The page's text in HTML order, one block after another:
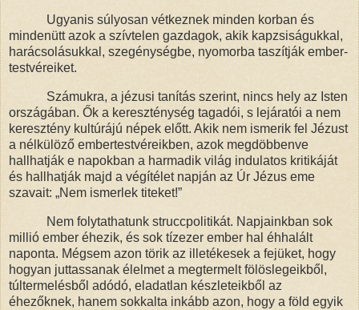
Ugyanis súlyosan vétkeznek minden korban és
mindenütt azok a szívtelen gazdagok, akik kapzsiságukkal,
harácsolásukkal, szegénységbe, nyomorba taszítják ember-
testvéreiket.
Számukra, a jézusi tanítás szerint, nincs hely az Isten
országában. Ők a kereszténység tagadói, s lejáratói a nem
keresztény kultúrájú népek előtt. Akik nem ismerik fel Jézust
a nélkülöző embertestvéreikben, azok megdöbbenve
hallhatják e napokban a harmadik világ indulatos kritikáját
és hallhatják majd a végítélet napján az Úr Jézus eme
szavait: „Nem ismerlek titeket!”
Nem folytathatunk struccpolitikát. Napjainkban sok
millió ember éhezik, és sok tízezer ember hal éhhalált
naponta. Mégsem azon törik az illetékesek a fejüket, hogy
hogyan juttassanak élelmet a megtermelt fölöslegeikből,
túltermelésből adódó, eladatlan készleteikből az
éhezőknek, hanem sokkalta inkább azon, hogy a föld egyik